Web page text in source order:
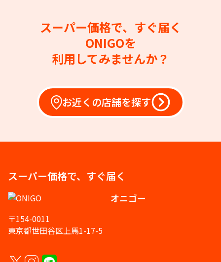
スーパー価格で、すぐ届く
ONIGOを
利用してみませんか？
お近くの店舗を探す
スーパー価格で、すぐ届く
オニゴー
〒154-0011
東京都世田谷区上馬1-17-5